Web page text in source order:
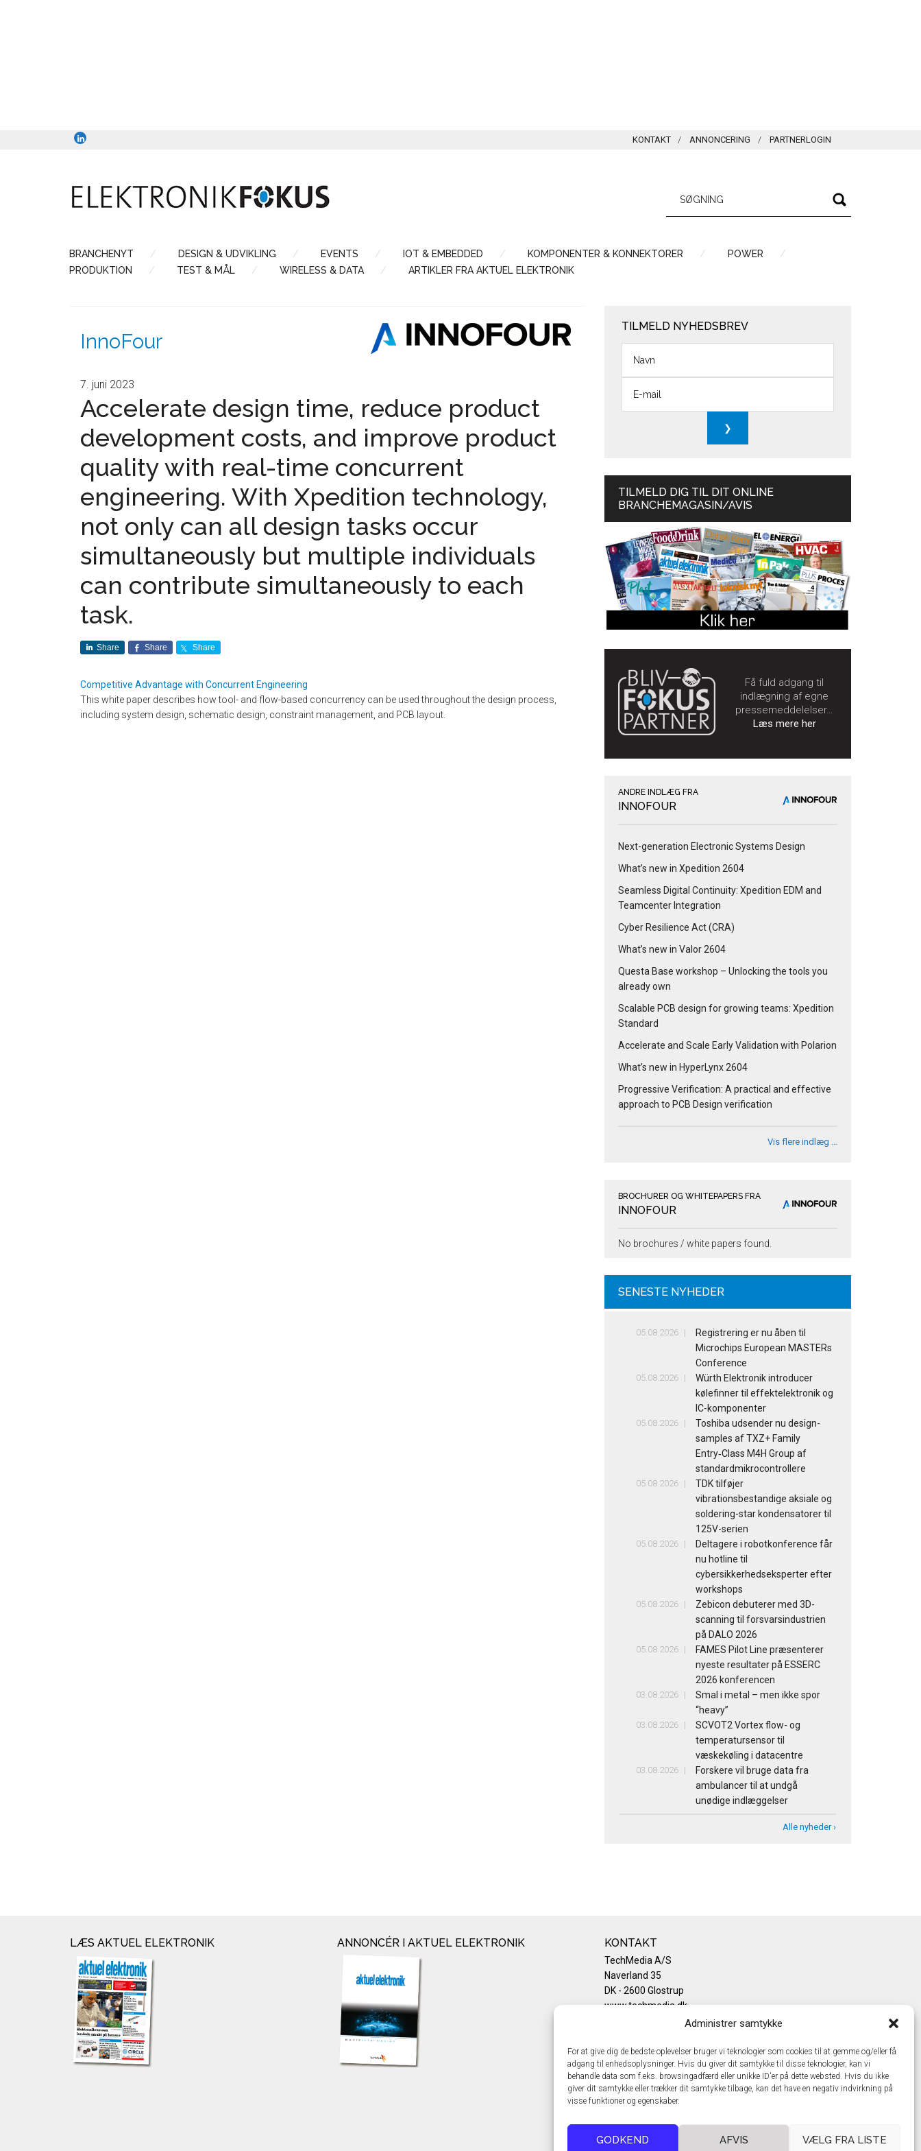
Administrer samtykke
For at give dig de bedste oplevelser bruger vi teknologier som cookies til at gemme og/eller få
adgang til enhedsoplysninger. Hvis du giver dit samtykke til disse teknologier, kan vi
behandle data som f.eks. browsingadfærd eller unikke ID'er på dette websted. Hvis du ikke
giver dit samtykke eller trækker dit samtykke tilbage, kan det have en negativ indvirkning på
visse funktioner og egenskaber.
GODKEND AFVIS VÆLG FRA LISTE
KONTAKT ANNONCERING PARTNERLOGIN
BRANCHENYT DESIGN & UDVIKLING EVENTS IOT & EMBEDDED KOMPONENTER & KONNEKTORER
POWER
PRODUKTION
TEST & MÅL WIRELESS & DATA ARTIKLER FRA AKTUEL ELEKTRONIK
InnoFour
7. juni 2023
Accelerate design time, reduce product
development costs, and improve product
quality with real-time concurrent
engineering. With Xpedition technology,
not only can all design tasks occur
simultaneously but multiple individuals
can contribute simultaneously to each
task.
Share Share Share
Competitive Advantage with Concurrent Engineering
This white paper describes how tool- and flow-based concurrency can be used throughout the design process,
including system design, schematic design, constraint management, and PCB layout.
TILMELD NYHEDSBREV
TILMELD DIG TIL DIT ONLINE
BRANCHEMAGASIN/AVIS
Få fuld adgang til
indlægning af egne
pressemeddelelser…
Læs mere her
ANDRE INDLÆG FRA
INNOFOUR
Next-generation Electronic Systems Design
What’s new in Xpedition 2604
Seamless Digital Continuity: Xpedition EDM and
Teamcenter Integration
Cyber Resilience Act (CRA)
What’s new in Valor 2604
Questa Base workshop – Unlocking the tools you
already own
Scalable PCB design for growing teams: Xpedition
Standard
Accelerate and Scale Early Validation with Polarion
What’s new in HyperLynx 2604
Progressive Verification: A practical and effective
approach to PCB Design verification
Vis flere indlæg …
BROCHURER OG WHITEPAPERS FRA
INNOFOUR
No brochures / white papers found.
SENESTE NYHEDER
05.08.2026
Registrering er nu åben til
Microchips European MASTERs
Conference
05.08.2026
Würth Elektronik introducer
kølefinner til effektelektronik og
IC-komponenter
05.08.2026
Toshiba udsender nu design-
samples af TXZ+ Family
Entry‑Class M4H Group af
standardmikrocontrollere
05.08.2026
TDK tilføjer
vibrationsbestandige aksiale og
soldering-star kondensatorer til
125V-serien
05.08.2026
Deltagere i robotkonference får
nu hotline til
cybersikkerhedseksperter efter
workshops
05.08.2026
Zebicon debuterer med 3D-
scanning til forsvarsindustrien
på DALO 2026
05.08.2026
FAMES Pilot Line præsenterer
nyeste resultater på ESSERC
2026 konferencen
03.08.2026
Smal i metal – men ikke spor
“heavy”
03.08.2026
SCVOT2 Vortex flow- og
temperatursensor til
væskekøling i datacentre
03.08.2026
Forskere vil bruge data fra
ambulancer til at undgå
unødige indlæggelser
Alle nyheder ›
LÆS AKTUEL ELEKTRONIK ANNONCÉR I AKTUEL ELEKTRONIK KONTAKT
TechMedia A/S
Naverland 35
DK - 2600 Glostrup
www.techmedia.dk
Telefon: +45 43 24 26 28
Privatlivspolitik
Cookiepolitik